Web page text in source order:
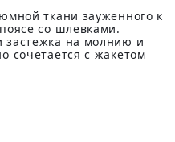
ткани зауженного к
со шлевками.
застежка на молнию и
сочетается с жакетом